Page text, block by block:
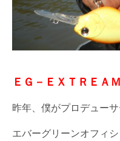
ＥＧ－ＥＸＴＲＥＡ
昨年、僕がプロデュー
エバーグリーンオフィ